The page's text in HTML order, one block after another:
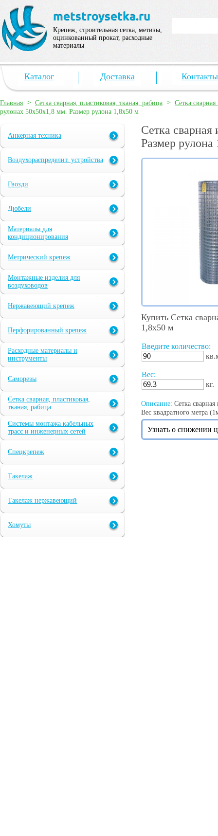
Крепеж, строительная сетка, метизы,
оцинкованный прокат, расходные
материалы
Каталог Доставка Контакты
Главная > Сетка сварная, пластиковая, тканая, рабица > Сетка
рулонах 50х50х1,8 мм. Размер рулона 1,8х50 м
Анкерная техника
Воздухораспределит. устройства
Гвозди
Дюбели
Материалы для
кондиционирования
Метрический крепеж
Монтажные изделия для
воздуховодов
Нержавеющий крепеж
Перфорированный крепеж
Расходные материалы и
инструменты
Саморезы
Сетка сварная, пластиковая,
тканая, рабица
Системы монтажа кабельных
трасс и инженерных сетей
Спецкрепеж
Такелаж
Такелаж нержавеющий
Хомуты
Сетка
Размер рулона
Купить Сетка
1,8х50 м
Введите количество:
Вес:
кг.
Описание: Сетка
Вес квадратного метра
Узнать о снижении